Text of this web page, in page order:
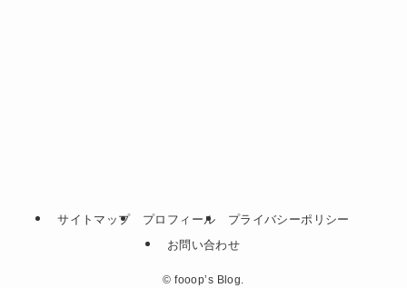
サイトマップ プロフィール
プライバシーポリシー
お問い合わせ
© fooop’s Blog.